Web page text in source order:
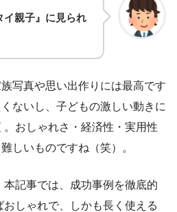
イ親子』に見られ
写真や思い出作りには最高です
ないし、子どもの激しい動きに
おしゃれさ・経済性・実用性
しいものですね（笑）。
記事では、成功事例を徹底的
しゃれで、しかも長く使える